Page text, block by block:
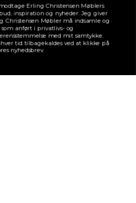
Erling Christensen Møblers
inspiration og nyheder. Jeg giver
Christensen Møbler må indsamle og
anført i privatlivs- og
med mit samtykke.
tid tilbagekaldes ved at klikke på
nyhedsbrev.